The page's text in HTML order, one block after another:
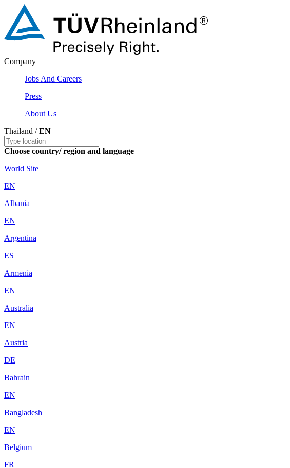
Company
Jobs And Careers
Press
About Us
Thailand /EN
Choose country/ region and language
World Site
EN
Albania
EN
Argentina
ES
Armenia
EN
Australia
EN
Austria
DE
Bahrain
EN
Bangladesh
EN
Belgium
FR